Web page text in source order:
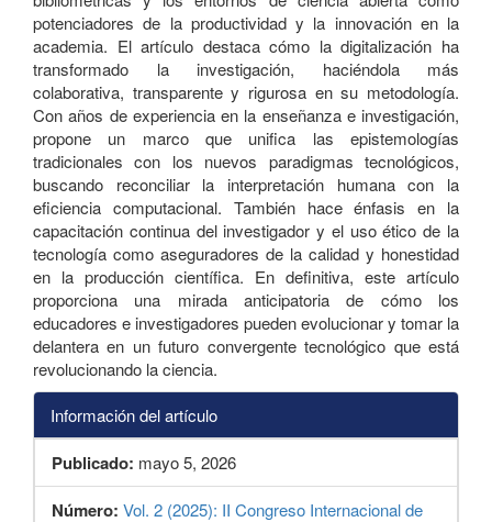
potenciadores de la productividad y la innovación en la
academia. El artículo destaca cómo la digitalización ha
transformado la investigación, haciéndola más
colaborativa, transparente y rigurosa en su metodología.
Con años de experiencia en la enseñanza e investigación,
propone un marco que unifica las epistemologías
tradicionales con los nuevos paradigmas tecnológicos,
buscando reconciliar la interpretación humana con la
eficiencia computacional. También hace énfasis en la
capacitación continua del investigador y el uso ético de la
tecnología como aseguradores de la calidad y honestidad
en la producción científica. En definitiva, este artículo
proporciona una mirada anticipatoria de cómo los
educadores e investigadores pueden evolucionar y tomar la
delantera en un futuro convergente tecnológico que está
revolucionando la ciencia.
Información del artículo
Publicado: mayo 5, 2026
Número: Vol. 2 (2025): II Congreso Internacional de